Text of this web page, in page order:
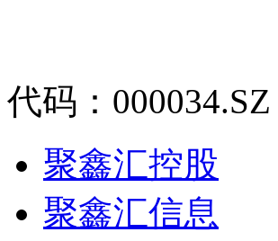
代码：000034.SZ
聚鑫汇控股
聚鑫汇信息